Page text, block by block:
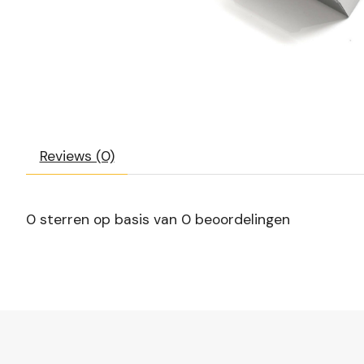
Reviews (0)
0 sterren op basis van 0 beoordelingen